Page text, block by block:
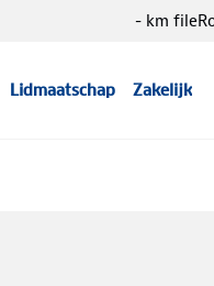
Lidmaatschap Zakelijk
- km file